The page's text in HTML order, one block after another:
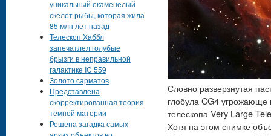
Словно разверзнутая
глобула CG4
телескопа Very Large
Хотя на этом снимке
уникальный окаменелый
скелет рыбы, которая жила
85 млн лет назад
Телескоп Хаббл
запечатлел голубые
брызги в неправильной
галактике IC 559
Золото сарматов
Представлена
скорректированная теория
темной материи
Решена загадка самых